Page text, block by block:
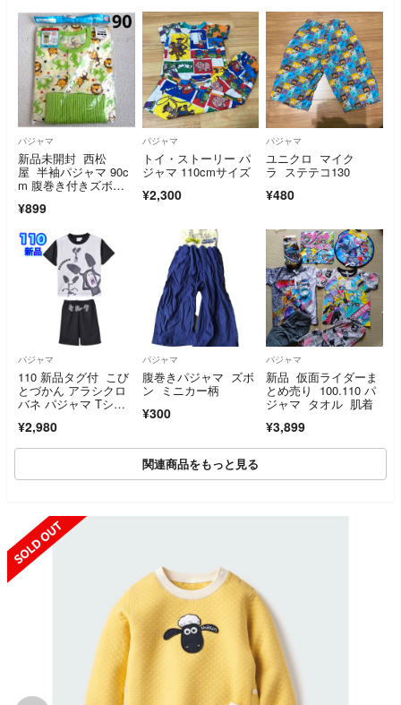
パジャマ
新品未開封 西松
屋 半袖パジャマ 90c
m 腹巻き付きズボ
¥899
パジャマ
トイ・ストーリー パ
ジャマ 110cmサイズ
¥2,300
パジャマ
ユニクロ マイク
ラ ステテコ130
¥480
パジャマ
110 新品タグ付 こび
とづかん アラシクロ
バネ パジャマ Tシャ
¥2,980
パジャマ
腹巻きパジャマ ズボ
ン ミニカー柄
¥300
パジャマ
新品 仮面ライダーま
とめ売り 100.110 パ
ジャマ タオル 肌着
¥3,899
関連商品をもっと見る